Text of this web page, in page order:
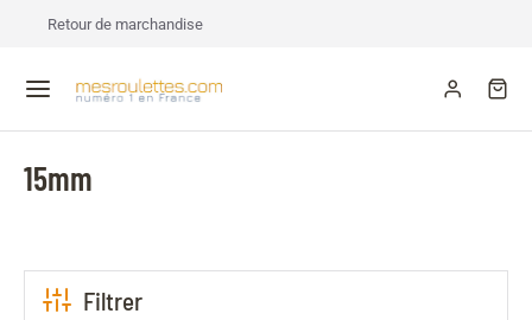
Retour de marchandise
15mm
Filtrer